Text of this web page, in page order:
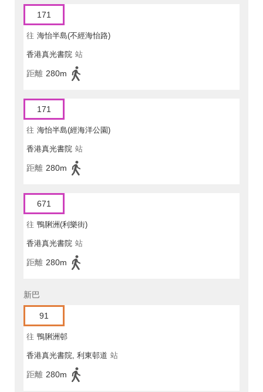
171
往 海怡半島(不經海怡路)
香港真光書院 站
距離 280m
171
往 海怡半島(經海洋公園)
香港真光書院 站
距離 280m
671
往 鴨脷洲(利樂街)
香港真光書院 站
距離 280m
新巴
91
往 鴨脷洲邨
香港真光書院, 利東邨道 站
距離 280m